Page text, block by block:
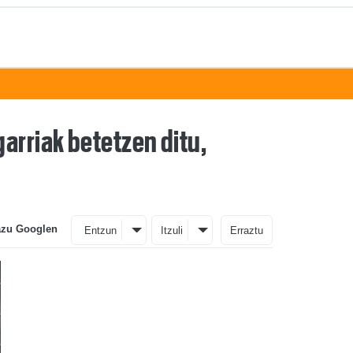
betetzen ditu,
Googlen Entzun Itzuli Erraztu